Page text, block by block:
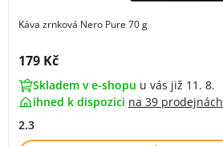
Káva zrnková Nero Pure 70 g
Cena s DPH:
179 Kč
Skladem v e-shopu u vás již 11. 8.
ihned k dispozici na 39 prodejnách
2.3